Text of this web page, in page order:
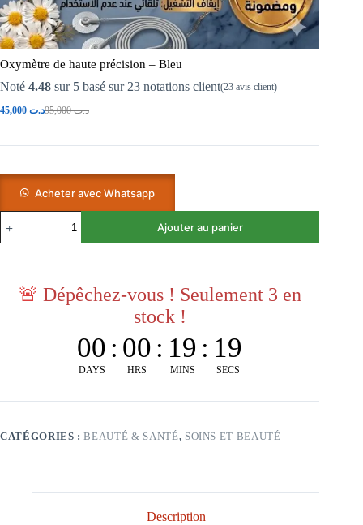
Oxymètre de haute précision – Bleu
Noté 4.48 sur 5 basé sur23 notations client(23 avis client)
د.ت95,000 د.ت
Acheter avec Whatsapp
Ajouter au panier
🚨 Dépêchez-vous ! Seulement 3 en
stock !
00
DAYS
: 00
HRS
: 19
MINS
: 18
SECS
CATÉGORIES :BEAUTÉ & SANTÉ, SOINS ET BEAUTÉ
Description